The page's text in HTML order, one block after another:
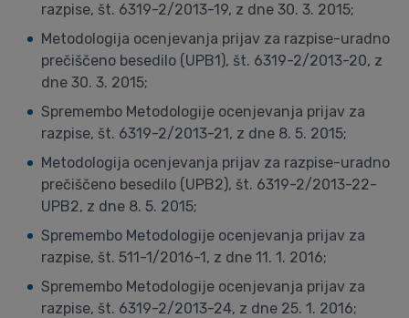
razpise, št. 6319-2/2013-19, z dne 30. 3. 2015;
Metodologija ocenjevanja prijav za razpise-uradno
prečiščeno besedilo (UPB1), št. 6319-2/2013-20, z
dne 30. 3. 2015;
Spremembo Metodologije ocenjevanja prijav za
razpise, št. 6319-2/2013-21, z dne 8. 5. 2015;
Metodologija ocenjevanja prijav za razpise-uradno
prečiščeno besedilo (UPB2), št. 6319-2/2013-22-
UPB2, z dne 8. 5. 2015;
Spremembo Metodologije ocenjevanja prijav za
razpise, št. 511-1/2016-1, z dne 11. 1. 2016;
Spremembo Metodologije ocenjevanja prijav za
razpise, št. 6319-2/2013-24, z dne 25. 1. 2016;